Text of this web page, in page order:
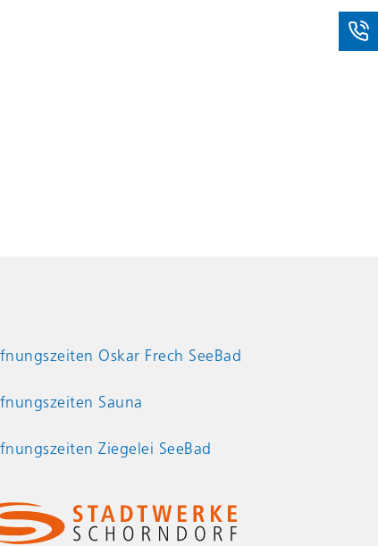
Oskar Frech SeeBad
Sauna
Ziegelei SeeBad